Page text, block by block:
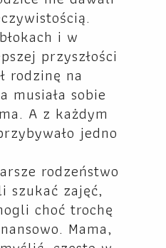
i w
przyszłości
rodzinę na
musiała sobie
A z każdym
jedno
rodzeństwo
szukać zajęć,
choć trochę
Mama,